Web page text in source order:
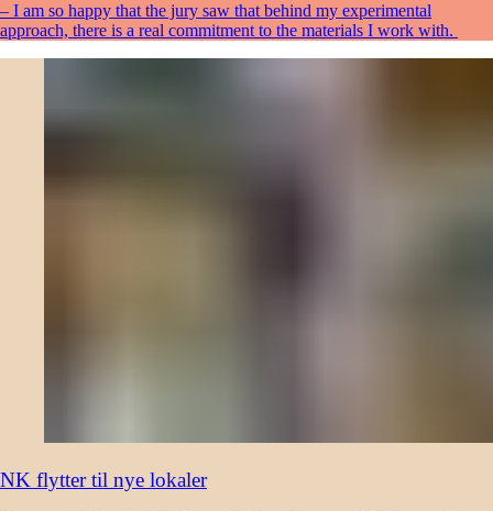
– I am so happy that the jury saw that behind my experimental
approach, there is a real commitment to the materials I work with.
NK flytter til nye lokaler